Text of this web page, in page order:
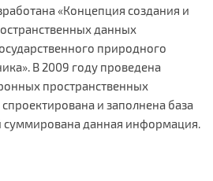
«Концепция создания и
данных
природного
В 2009 году проведена
пространственных
и заполнена база
суммирована данная информация.